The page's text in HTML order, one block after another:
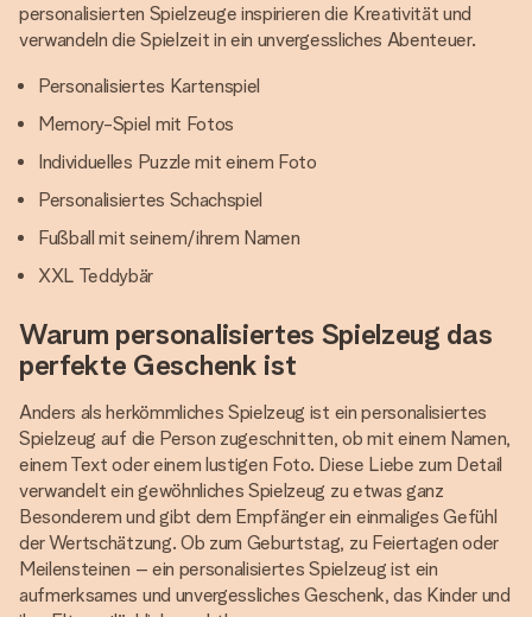
personalisierten Spielzeuge inspirieren die Kreativität und
verwandeln die Spielzeit in ein unvergessliches Abenteuer.
Personalisiertes Kartenspiel
Memory-Spiel mit Fotos
Individuelles Puzzle mit einem Foto
Personalisiertes Schachspiel
Fußball mit seinem/ihrem Namen
XXL Teddybär
Warum personalisiertes Spielzeug das
perfekte Geschenk ist
Anders als herkömmliches Spielzeug ist ein personalisiertes
Spielzeug auf die Person zugeschnitten, ob mit einem Namen,
einem Text oder einem lustigen Foto. Diese Liebe zum Detail
verwandelt ein gewöhnliches Spielzeug zu etwas ganz
Besonderem und gibt dem Empfänger ein einmaliges Gefühl
der Wertschätzung. Ob zum Geburtstag, zu Feiertagen oder
Meilensteinen – ein personalisiertes Spielzeug ist ein
aufmerksames und unvergessliches Geschenk, das Kinder und